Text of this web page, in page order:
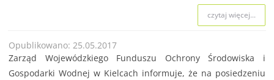
czytaj więcej...
Opublikowano: 25.05.2017
Zarząd Wojewódzkiego Funduszu Ochrony Środowiska i
Gospodarki Wodnej w Kielcach informuje, że na posiedzeniu